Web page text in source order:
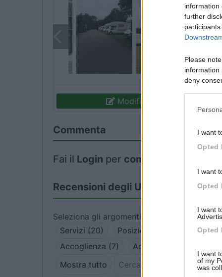
information
further
Please
information
deny
I want
Opted
I want
Opted
I want
Opted
I want
of my
was
Modifica informazioni
Commenta
Fai il Login per commentare
Recensioni degli Utenti
Seleziona gli argomenti per leggere le
Servizi (20)
Posizione (19) Pulizia
Accoglienza (7)
Accessibilità (7)
Mostra tutto